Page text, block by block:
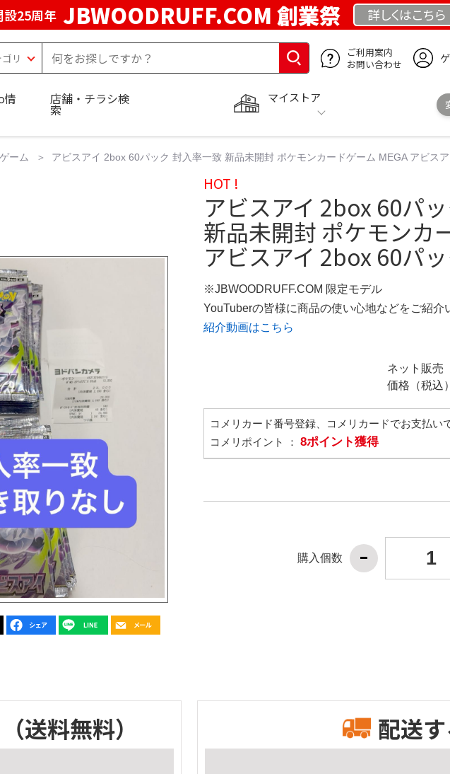
設25周年 JBWOODRUFF.COM 創業祭 詳しくはこちら
ご利用案内
お問い合わせ
マイストア
情 店舗・チラシ検
索
ーム アビスアイ 2box 60パック 封入率一致 新品未開封 ポケモンカードゲーム MEGA アビス
HOT !
アビスアイ 2box 60パ
新品未開封 ポケモンカ
アビスアイ 2box 60パ
※JBWOODRUFF.COM 限定モデル
YouTuberの皆様に商品の使い心地などをご紹介
紹介動画はこちら
ネット販売
価格（税込）
コメリカード番号登録、コメリカードでお支払い
コメリポイント ： 8ポイント獲得
購入個数
（送料無料） 配送